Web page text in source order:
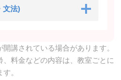
文法)
開講されている場合があります。
、料金などの内容は、教室ごとに
。